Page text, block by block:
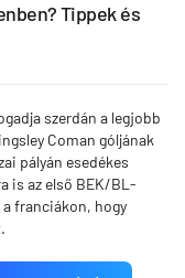
Tippek és
szerdán a legjobb
Coman góljának
pályán esedékes
is az első BEK/BL-
franciákon, hogy